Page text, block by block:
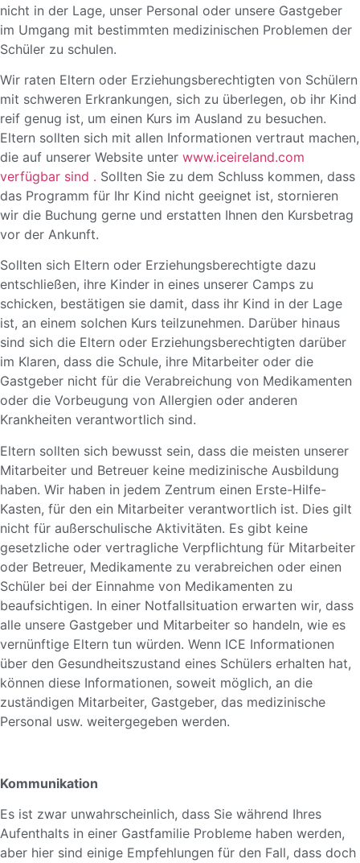
nicht in der Lage, unser Personal oder unsere Gastgeber
im Umgang mit bestimmten medizinischen Problemen der
Schüler zu schulen.
Wir raten Eltern oder Erziehungsberechtigten von Schülern
mit schweren Erkrankungen, sich zu überlegen, ob ihr Kind
reif genug ist, um einen Kurs im Ausland zu besuchen.
Eltern sollten sich mit allen Informationen vertraut machen,
die auf unserer Website unter www.iceireland.com
verfügbar sind . Sollten Sie zu dem Schluss kommen, dass
das Programm für Ihr Kind nicht geeignet ist, stornieren
wir die Buchung gerne und erstatten Ihnen den Kursbetrag
vor der Ankunft.
Sollten sich Eltern oder Erziehungsberechtigte dazu
entschließen, ihre Kinder in eines unserer Camps zu
schicken, bestätigen sie damit, dass ihr Kind in der Lage
ist, an einem solchen Kurs teilzunehmen. Darüber hinaus
sind sich die Eltern oder Erziehungsberechtigten darüber
im Klaren, dass die Schule, ihre Mitarbeiter oder die
Gastgeber nicht für die Verabreichung von Medikamenten
oder die Vorbeugung von Allergien oder anderen
Krankheiten verantwortlich sind.
Eltern sollten sich bewusst sein, dass die meisten unserer
Mitarbeiter und Betreuer keine medizinische Ausbildung
haben. Wir haben in jedem Zentrum einen Erste-Hilfe-
Kasten, für den ein Mitarbeiter verantwortlich ist. Dies gilt
nicht für außerschulische Aktivitäten. Es gibt keine
gesetzliche oder vertragliche Verpflichtung für Mitarbeiter
oder Betreuer, Medikamente zu verabreichen oder einen
Schüler bei der Einnahme von Medikamenten zu
beaufsichtigen. In einer Notfallsituation erwarten wir, dass
alle unsere Gastgeber und Mitarbeiter so handeln, wie es
vernünftige Eltern tun würden. Wenn ICE Informationen
über den Gesundheitszustand eines Schülers erhalten hat,
können diese Informationen, soweit möglich, an die
zuständigen Mitarbeiter, Gastgeber, das medizinische
Personal usw. weitergegeben werden.
Kommunikation
Es ist zwar unwahrscheinlich, dass Sie während Ihres
Aufenthalts in einer Gastfamilie Probleme haben werden,
aber hier sind einige Empfehlungen für den Fall, dass doch